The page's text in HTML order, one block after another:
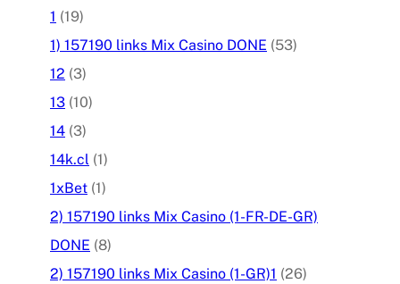
1 (19)
1) 157190 links Mix Casino DONE (53)
12 (3)
13 (10)
14 (3)
14k.cl (1)
1xBet (1)
2) 157190 links Mix Casino (1-FR-DE-GR)
DONE (8)
2) 157190 links Mix Casino (1-GR)1 (26)